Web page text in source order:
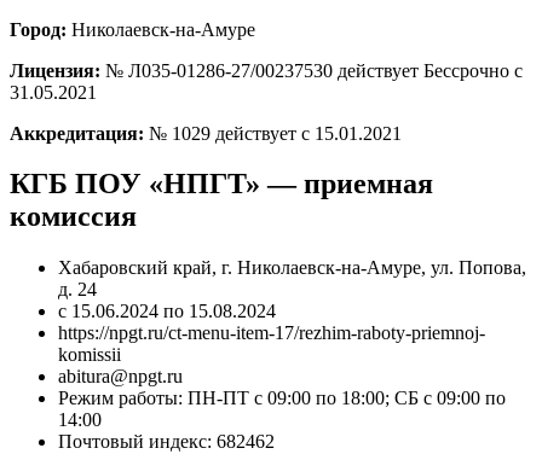
Город: Николаевск-на-Амуре
Лицензия: № Л035-01286-27/00237530 действует Бессрочно с
31.05.2021
Аккредитация: № 1029 действует с 15.01.2021
КГБ ПОУ «НПГТ» — приемная
комиссия
Хабаровский край, г. Николаевск-на-Амуре, ул. Попова,
д. 24
с 15.06.2024 по 15.08.2024
https://npgt.ru/ct-menu-item-17/rezhim-raboty-priemnoj-
komissii
abitura@npgt.ru
Режим работы: ПН-ПТ с 09:00 по 18:00; СБ с 09:00 по
14:00
Почтовый индекс: 682462